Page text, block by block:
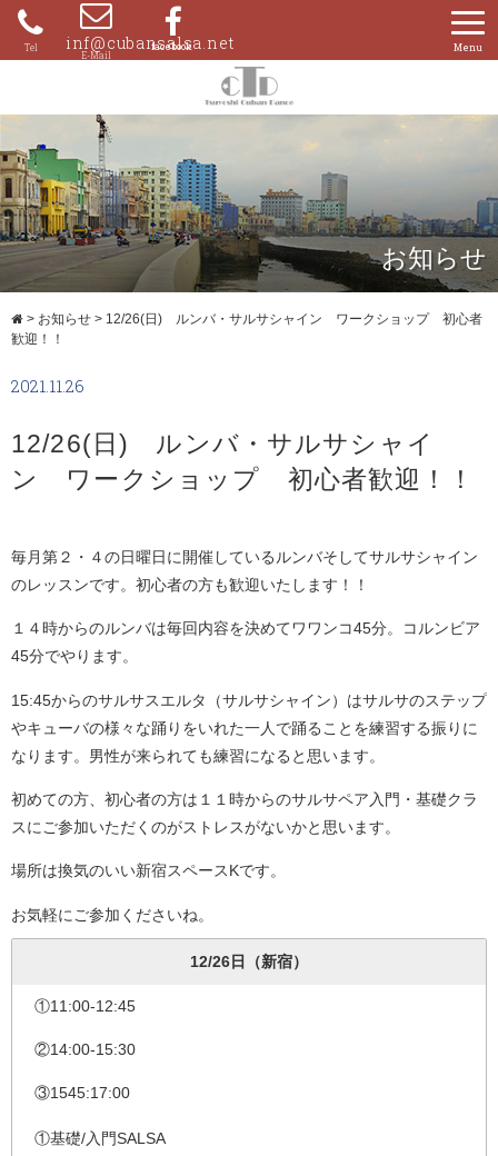
Skip
content
080- inf@cubansalsa.net
お知らせ
> お知らせ > 12/26(日) ルンバ・サルサシャイン ワークショップ 初心者
歓迎！！
2021.11.26
12/26(日) ルンバ・サルサシャイ
ン ワークショップ 初心者歓迎！！
毎月第２・４の日曜日に開催しているルンバそしてサルサシャイン
のレッスンです。初心者の方も歓迎いたします！！
１４時からのルンバは毎回内容を決めてワワンコ45分。コルンビア
45分でやります。
15:45からのサルサスエルタ（サルサシャイン）はサルサのステップ
やキューバの様々な踊りをいれた一人で踊ることを練習する振りに
なります。男性が来られても練習になると思います。
初めての方、初心者の方は１１時からのサルサペア入門・基礎クラ
スにご参加いただくのがストレスがないかと思います。
場所は換気のいい新宿スペースKです。
お気軽にご参加くださいね。
12/26日（新宿）
①11:00-12:45
②14:00-15:30
③1545:17:00
①基礎/入門SALSA